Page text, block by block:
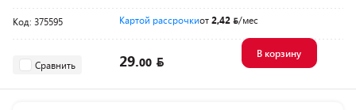
Код: 375595 Картой рассрочкиот2,42 /мес
Сравнить 29.00
В корзину